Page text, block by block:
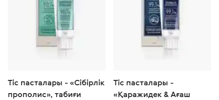
Тіс пасталары - «Сібірлік
прополис», табиғи
Тіс пасталары -
«Қаражидек & Ағаш